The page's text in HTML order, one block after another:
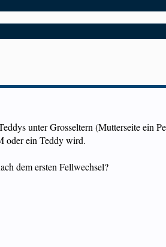
unter Grosseltern (Mutterseite ein
oder ein Teddy wird.
dem ersten Fellwechsel?